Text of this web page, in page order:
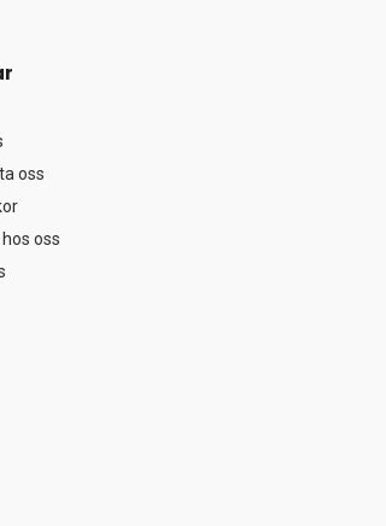
oss
oss